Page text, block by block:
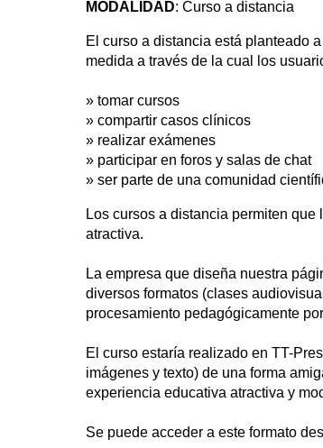
MODALIDAD: Curso a distancia
El curso a distancia está planteado
medida a través de la cual los
» tomar cursos
» compartir casos clínicos
» realizar exámenes
» participar en foros y salas de chat
» ser parte de una comunidad
Los cursos a distancia permiten
atractiva.
La empresa que diseña nuestra
diversos formatos (clases
procesamiento pedagógicamente
El curso estaría realizado en TT-
imágenes y texto) de una forma
experiencia educativa atractiva y
Se puede acceder a este formato